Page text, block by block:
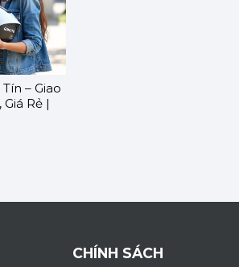
– Giao
Rẻ |
CHÍNH SÁCH